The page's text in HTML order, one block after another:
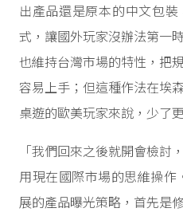
出產品還是原本的中文包
式，讓國外玩家沒辦法第一
也維持台灣市場的特性，把
容易上手；但這種作法在埃
桌遊的歐美玩家來說，少了
「我們回來之後就開會檢討
用現在國際市場的思維操
展的產品曝光策略，首先是